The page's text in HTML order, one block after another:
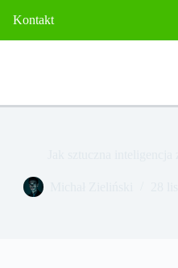
Kontakt